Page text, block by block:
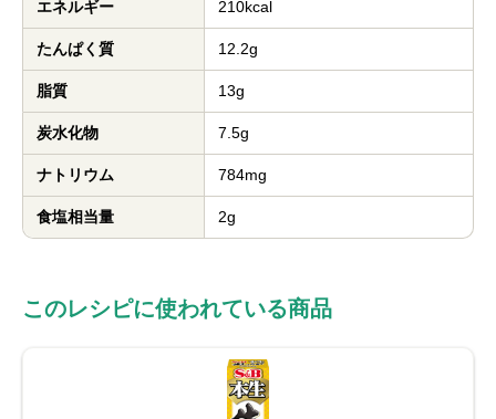
エネルギー 210kcal
たんぱく質 12.2g
脂質 13g
炭水化物 7.5g
ナトリウム 784mg
食塩相当量 2g
このレシピに使われている商品